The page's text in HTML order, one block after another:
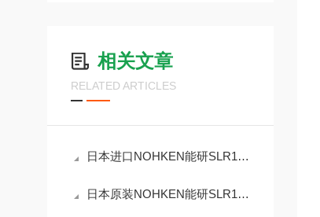
相关文章
RELATED ARTICLES
日本进口NOHKEN能研SLR120XG毫米波雷达液位计
日本原装NOHKEN能研SLR150E毫米波雷达液位计